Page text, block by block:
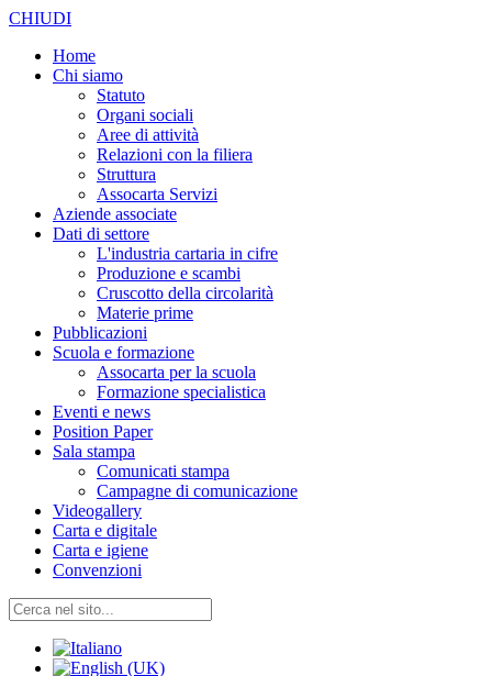
CHIUDI
Home
Chi siamo
Statuto
Organi sociali
Aree di attività
Relazioni con la filiera
Struttura
Assocarta Servizi
Aziende associate
Dati di settore
L'industria cartaria in cifre
Produzione e scambi
Cruscotto della circolarità
Materie prime
Pubblicazioni
Scuola e formazione
Assocarta per la scuola
Formazione specialistica
Eventi e news
Position Paper
Sala stampa
Comunicati stampa
Campagne di comunicazione
Videogallery
Carta e digitale
Carta e igiene
Convenzioni